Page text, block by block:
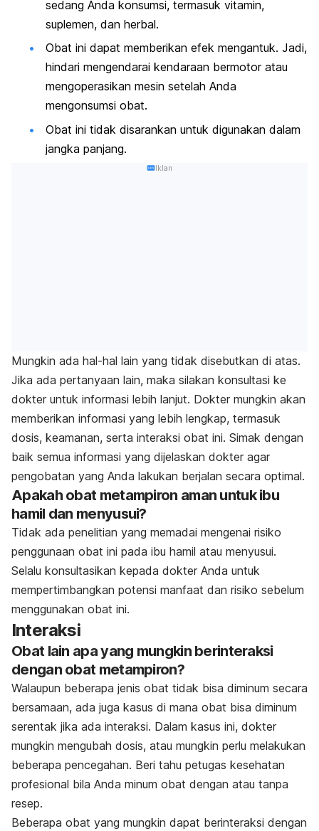
sedang Anda konsumsi, termasuk vitamin,
suplemen, dan herbal.
Obat ini dapat memberikan efek mengantuk. Jadi,
hindari mengendarai kendaraan bermotor atau
mengoperasikan mesin setelah Anda
mengonsumsi obat.
Obat ini tidak disarankan untuk digunakan dalam
jangka panjang.
Iklan
Mungkin ada hal-hal lain yang tidak disebutkan di atas.
Jika ada pertanyaan lain, maka silakan konsultasi ke
dokter untuk informasi lebih lanjut. Dokter mungkin akan
memberikan informasi yang lebih lengkap, termasuk
dosis, keamanan, serta interaksi obat ini. Simak dengan
baik semua informasi yang dijelaskan dokter agar
pengobatan yang Anda lakukan berjalan secara optimal.
Apakah obat metampiron aman untuk ibu
hamil dan menyusui?
Tidak ada penelitian yang memadai mengenai risiko
penggunaan obat ini pada ibu hamil atau menyusui.
Selalu konsultasikan kepada dokter Anda untuk
mempertimbangkan potensi manfaat dan risiko sebelum
menggunakan obat ini.
Interaksi
Obat lain apa yang mungkin berinteraksi
dengan obat metampiron?
Walaupun beberapa jenis obat tidak bisa diminum secara
bersamaan, ada juga kasus di mana obat bisa diminum
serentak jika ada interaksi. Dalam kasus ini, dokter
mungkin mengubah dosis, atau mungkin perlu melakukan
beberapa pencegahan. Beri tahu petugas kesehatan
profesional bila Anda minum obat dengan atau tanpa
resep.
Beberapa obat yang mungkin dapat berinteraksi dengan